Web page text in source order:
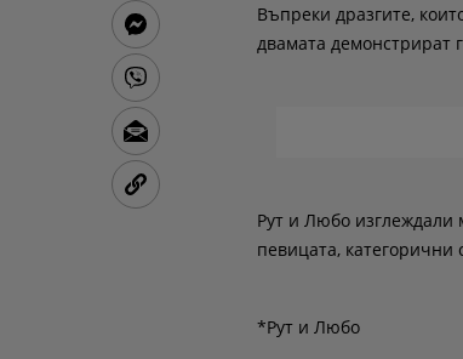
Въпреки дразгите,
двамата демонстрират
Рут и Любо изглеждали
певицата,
*Рут и Любо